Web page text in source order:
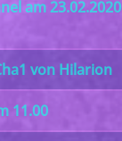
am 23.02.2020
von Hilarion
11.00